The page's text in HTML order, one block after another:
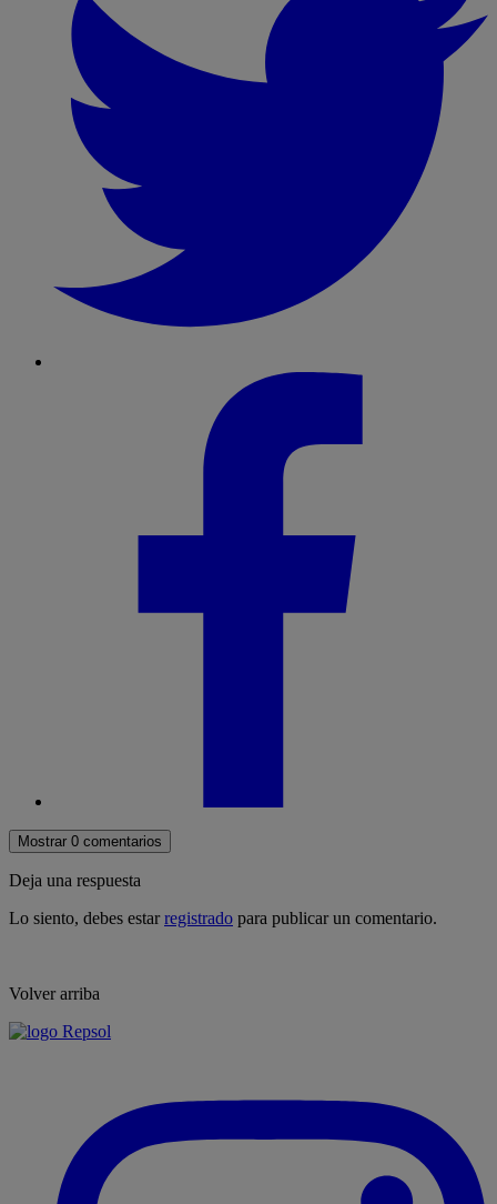
Mostrar 0 comentarios
Deja una respuesta
Lo siento, debes estarregistrado para publicar un comentario.
Volver arriba